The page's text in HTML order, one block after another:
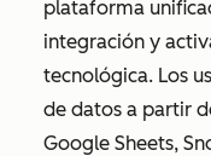
plataforma
integración y
tecnológica. Los
de datos a partir
Google Sheets,